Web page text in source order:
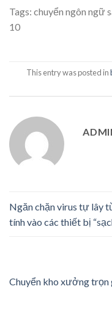
Tags: chuyển ngôn ngữ
10
This entry was posted in
Ngăn chặn virus tự lây
tính vào các thiết bị
Chuyển kho xưởng trọn